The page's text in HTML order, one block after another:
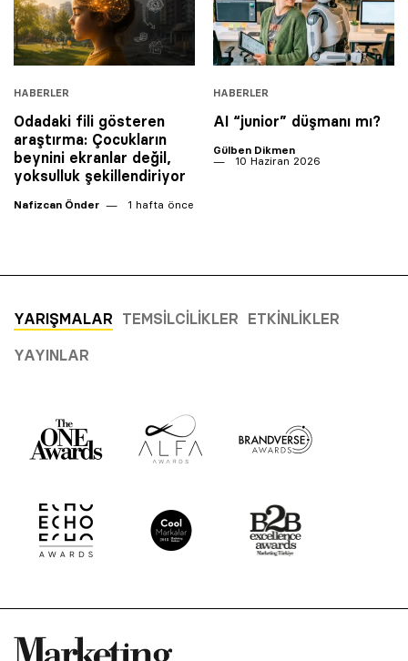
HABERLER
Odadaki fili gösteren
araştırma: Çocukların
beynini ekranlar değil,
yoksulluk şekillendiriyor
Nafizcan Önder 1 hafta önce
HABERLER
AI “junior” düşmanı mı?
Gülben Dikmen
10 Haziran 2026
YARIŞMALAR TEMSILCILIKLER ETKINLIKLER
YAYINLAR